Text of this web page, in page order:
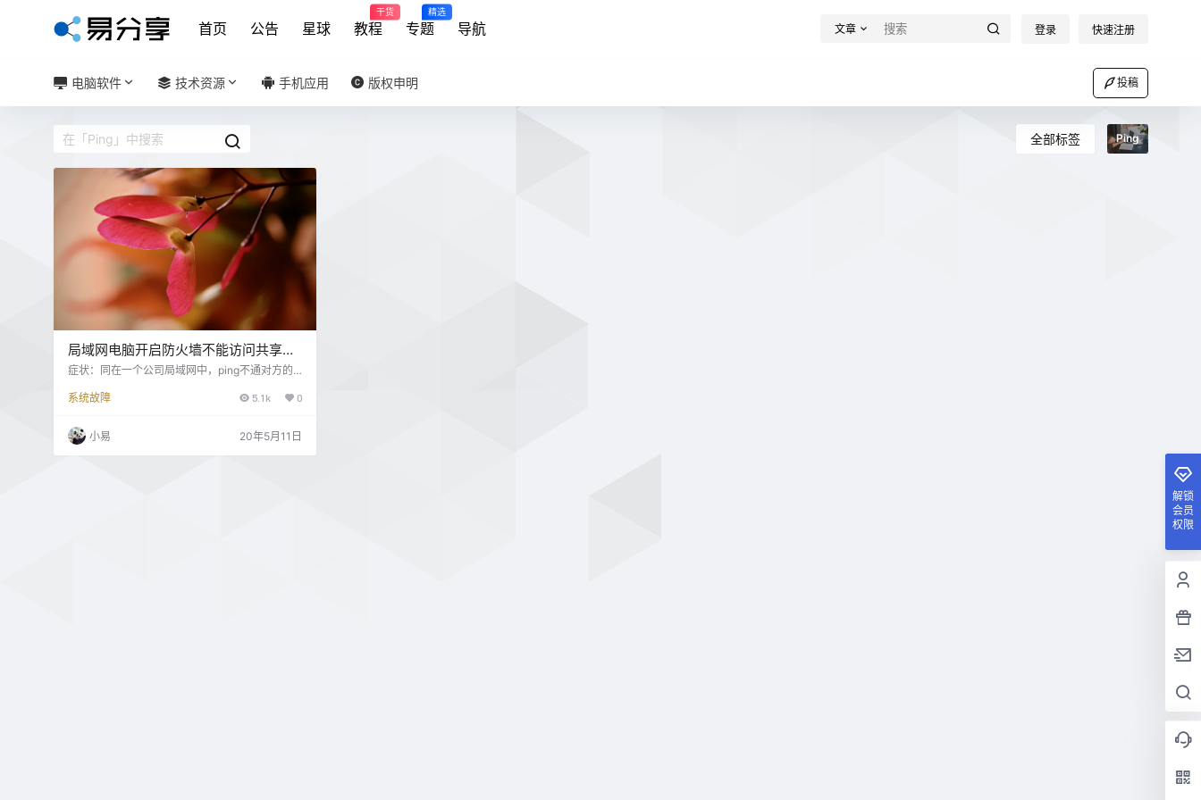
首页 公告 星球 教程
干货
专题
精选
导航 文章 登录 快速注册
电脑软件 技术资源 手机应用 版权申明 投稿
全部标签 Ping
局域网电脑开启防火墙不能访问共享或
Ping不通的解决方法
症状：同在一个公司局域网中，ping不通对方的
因：ICMP被防火墙禁止了 解决办法： 先查看电
协议） 控制面板 → 系统和安全 → Windows防火
墙 → 高级设置 → 入站规则，开启对应网络的“文
件与打印机共享（回显请求 - ICMPv4-In）” 我们
系统故障 5.1k 0
小易 20年5月11日
解锁
会员
权限